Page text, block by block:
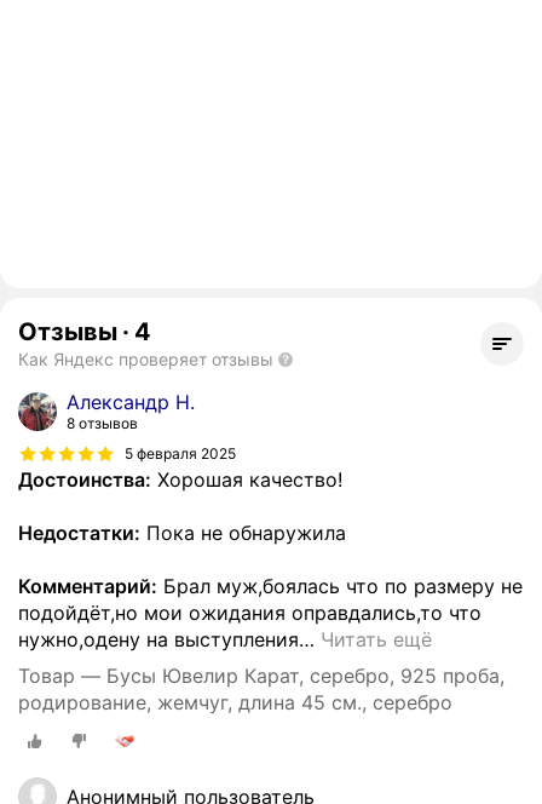
Отзывы · 4
Как Яндекс проверяет отзывы
Александр Н.
8 отзывов
5 февраля 2025
Достоинства: Хорошая качество!
Недостатки: Пока не обнаружила
Комментарий: Брал муж,боялась что по размеру не
подойдёт,но мои ожидания оправдались,то что
нужно,одену на выступления… Читать ещё
Товар — Бусы Ювелир Карат, серебро, 925 проба,
родирование, жемчуг, длина 45 см., серебро
Анонимный пользователь